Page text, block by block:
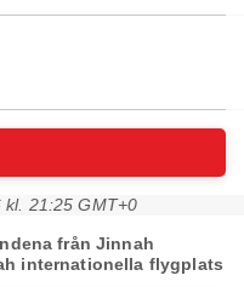
kl. 21:25 GMT+0
från Jinnah
internationella flygplats